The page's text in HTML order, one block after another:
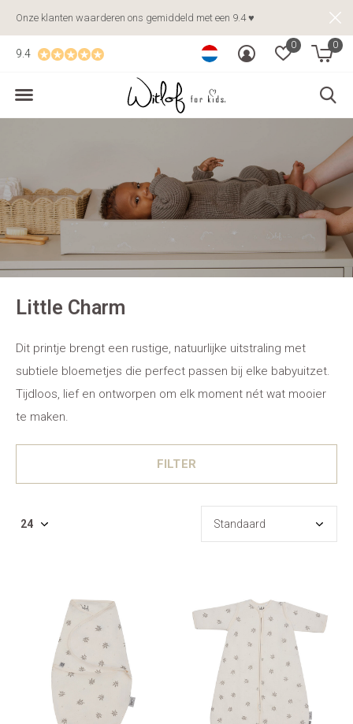
0 0
9.4
Onze klanten waarderen ons gemiddeld met een 9.4 ♥
Little Charm
Dit printje brengt een rustige, natuurlijke uitstraling met
subtiele bloemetjes die perfect passen bij elke babyuitzet.
Tijdloos, lief en ontworpen om elk moment nét wat mooier
te maken.
FILTER